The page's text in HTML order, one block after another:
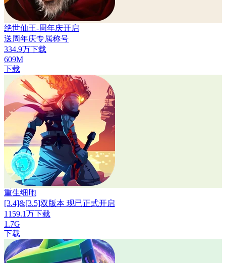
绝世仙王-周年庆开启
送周年庆专属称号
334.9万下载
609M
下载
重生细胞
[3.4]&[3.5]双版本 现已正式开启
1159.1万下载
1.7G
下载